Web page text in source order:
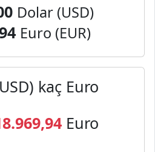
Dolar (USD)
Euro (EUR)
kaç Euro
Euro